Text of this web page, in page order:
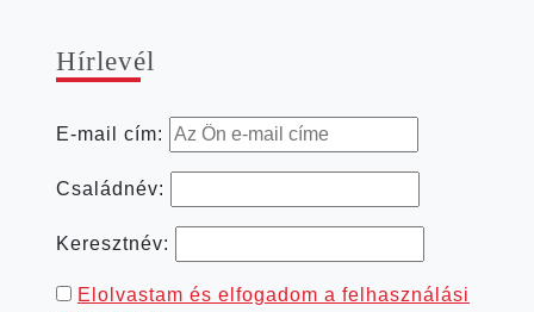
Hír­le­vél
E-mail cím:
Családnév:
Keresztnév:
Elolvastam és elfogadom a felhasználási